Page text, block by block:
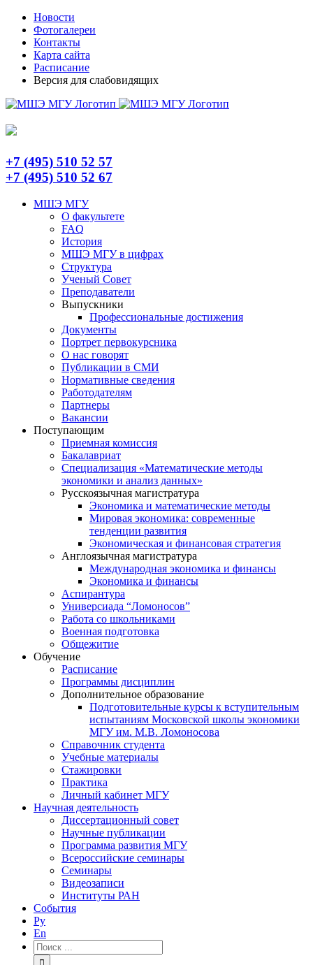
Skip
content
TelegramНовости
Фотогалереи
Контакты
Карта сайта
Расписание
Версия для слабовидящих
+7 (495) 510 52 57
+7 (495) 510 52 67
МШЭ МГУ
О факультете
FAQ
История
МШЭ МГУ в цифрах
Структура
Ученый Совет
Преподаватели
Выпускники
Профессиональные достижения
Документы
Портрет первокурсника
О нас говорят
Публикации в СМИ
Нормативные сведения
Работодателям
Партнеры
Вакансии
Поступающим
Приемная комиссия
Бакалавриат
Специализация «Математические методы
экономики и анализ данных»
Русскоязычная магистратура
Экономика и математические методы
Мировая экономика: современные
тенденции развития
Экономическая и финансовая стратегия
Англоязычная магистратура
Международная экономика и финансы
Экономика и финансы
Аспирантура
Универсиада “Ломоносов”
Работа со школьниками
Военная подготовка
Общежитие
Обучение
Расписание
Программы дисциплин
Дополнительное образование
Подготовительные курсы к вступительным
испытаниям Московской школы экономики
МГУ им. М.В. Ломоносова
Справочник студента
Учебные материалы
Стажировки
Практика
Личный кабинет МГУ
Научная деятельность
Диссертационный совет
Научные публикации
Программа развития МГУ
Всероссийские семинары
Семинары
Видеозаписи
Институты РАН
События
Ру
En
Результат
поиска: